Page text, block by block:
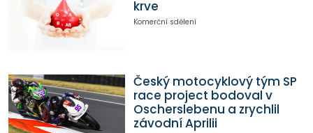
krve
Komerční sdělení
Český motocyklový tým SP
race project bodoval v
Oscherslebenu a zrychlil
závodní Aprilii